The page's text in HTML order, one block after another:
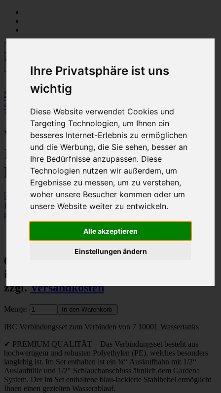
Ihre Privatsphäre ist uns
wichtig
Diese Website verwendet Cookies und
Targeting Technologien, um Ihnen ein
besseres Internet-Erlebnis zu ermöglichen
und die Werbung, die Sie sehen, besser an
Ihre Bedürfnisse anzupassen. Diese
Technologien nutzen wir außerdem, um
Ergebnisse zu messen, um zu verstehen,
woher unsere Besucher kommen oder um
unsere Website weiter zu entwickeln.
Alle akzeptieren
Einstellungen ändern
Startseite::03 IBC Tankverbindungen
25mm Rohr
7x 1000L IBC Wassertanks 25mm PE Rohr
Verbindungsset für 7x 1000L
IBC Wassertanks 25mm PE
Rohr
größeres Bild
Artikelnummer: #2017
49 Stück auf Lager
69,00 €
inkl. 19% MwSt.
zzgl.Versandkosten
Menge:
IBC Verbindungsset zum Verbinden von 7 1000L Wassertanks
✔ PREMIUM QUALITÄT – Das Verbindungsset besteht aus
hochwertigem und robusten Polyethylen (PE), welches besonders
langlebig ist. Im Set enthalten ist ein ¾“ Auslaufhahn mit 1/2“
Auslauftülle und 1/2" Schlauchanschluss ähnlich dem Gardena
System. Der im Set enthaltene blau-lackierte Stahlhebel ermöglicht
Ihnen einen gezielten Wasserablauf.